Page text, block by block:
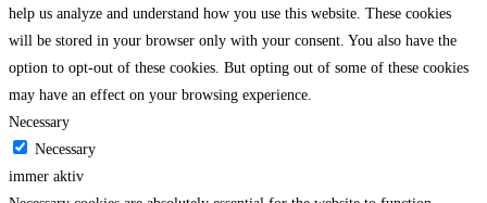
help us analyze and understand how you use this website. These cookies
will be stored in your browser only with your consent. You also have the
option to opt-out of these cookies. But opting out of some of these cookies
may have an effect on your browsing experience.
Necessary
Necessary
immer aktiv